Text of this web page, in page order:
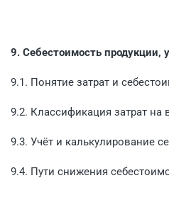
9. Себестоимость продукции,
9.1. Понятие затрат и
9.2. Классификация затрат
9.3. Учёт и калькулирование
9.4. Пути снижения